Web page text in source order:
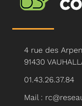
4 rue des
91430
01.43.26.37.84
Mail :